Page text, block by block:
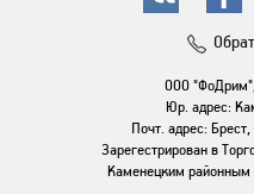
ООО
Юр. адрес:
Почт. адрес:
Зарегестрирован в
Каменецким районным